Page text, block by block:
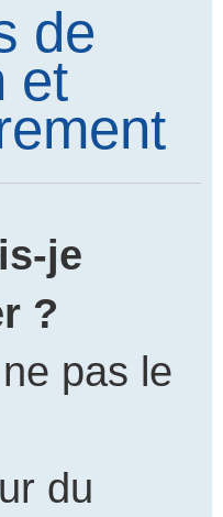
de
et
je
?
pas le
du